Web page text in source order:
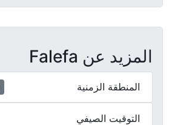
المزيد عن Falefa
المنطقة الزمنية
التوقيت الصيفي